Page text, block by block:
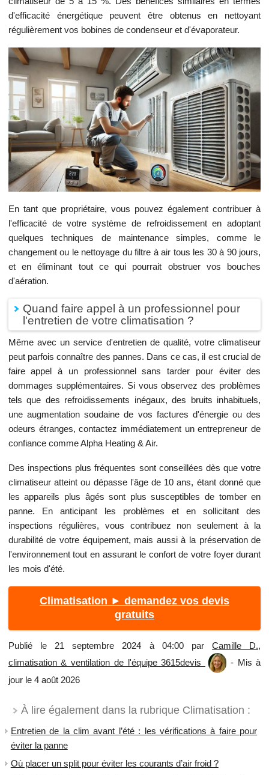
d'efficacité énergétique peuvent être obtenus en nettoyant
régulièrement vos bobines de condenseur et d'évaporateur.
En tant que propriétaire, vous pouvez également contribuer à
l'efficacité de votre système de refroidissement en adoptant
quelques techniques de maintenance simples, comme le
changement ou le nettoyage du filtre à air tous les 30 à 90 jours,
et en éliminant tout ce qui pourrait obstruer vos bouches
d'aération.
Quand faire appel à un professionnel pour
l'entretien de votre climatisation ?
Même avec un service d'entretien de qualité, votre climatiseur
peut parfois connaître des pannes. Dans ce cas, il est crucial de
faire appel à un professionnel sans tarder pour éviter des
dommages supplémentaires. Si vous observez des problèmes
tels que des refroidissements inégaux, des bruits inhabituels,
une augmentation soudaine de vos factures d'énergie ou des
odeurs étranges, contactez immédiatement un entrepreneur de
confiance comme Alpha Heating & Air.
Des inspections plus fréquentes sont conseillées dès que votre
climatiseur atteint ou dépasse l'âge de 10 ans, étant donné que
les appareils plus âgés sont plus susceptibles de tomber en
panne. En anticipant les problèmes et en sollicitant des
inspections régulières, vous contribuez non seulement à la
durabilité de votre équipement, mais aussi à la préservation de
l'environnement tout en assurant le confort de votre foyer durant
les mois d'été.
Climatisation ► demandez vos devis
gratuits
Publié le 21 septembre 2024 à 04:00 parCamille D.,
climatisation & ventilation de l'équipe 3615devis
- Mis à
jour le 4 août 2026
À lire également dans la rubrique Climatisation :
Entretien de la clim avant l’été : les vérifications à faire pour
éviter la panne
Où placer un split pour éviter les courants d’air froid ?